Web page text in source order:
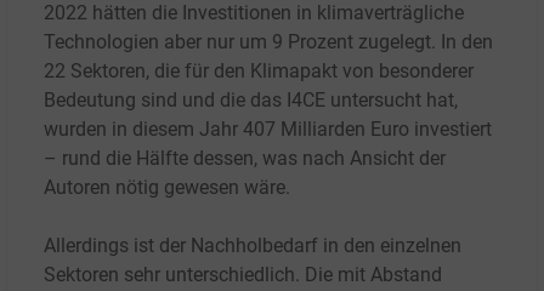
2022 hätten die Investitionen in klimaverträgliche
Technologien aber nur um 9 Prozent zugelegt. In den
22 Sektoren, die für den Klimapakt von besonderer
Bedeutung sind und die das I4CE untersucht hat,
wurden in diesem Jahr 407 Milliarden Euro investiert
– rund die Hälfte dessen, was nach Ansicht der
Autoren nötig gewesen wäre.
Allerdings ist der Nachholbedarf in den einzelnen
Sektoren sehr unterschiedlich. Die mit Abstand